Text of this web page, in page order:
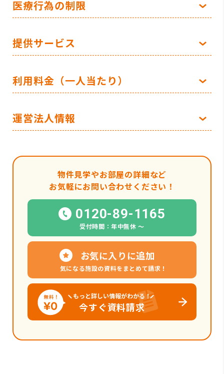
医療行為の制限
提供サービス
利用料金（一人当たり）
運営法人情報
物件見学やお部屋の詳細など
お気軽にお問い合わせください！
0120-89-1165
受付時間：年中無休 〜
お気に入りに追加
気になる施設の資料をまとめて請求！
もっと詳しい情報がわかる！
今すぐ資料請求